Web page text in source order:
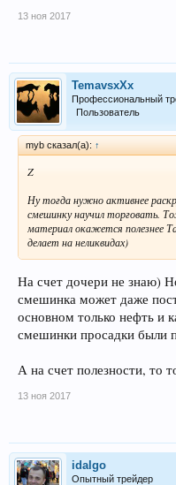
13 ноя 2017
TemavsxXx
Профессиональный
Пользователь
myb сказал(а): ↑
Z
Ну тогда нужно активнее
смешинку научил торговать.
материал окажется полезнее
делает на неликвидах)
На счет дочери не знаю)
смешинка может даже
основном только нефть и
смешинки просадки были
А на счет полезности, то
13 ноя 2017
idalgo
Опытный трейдер